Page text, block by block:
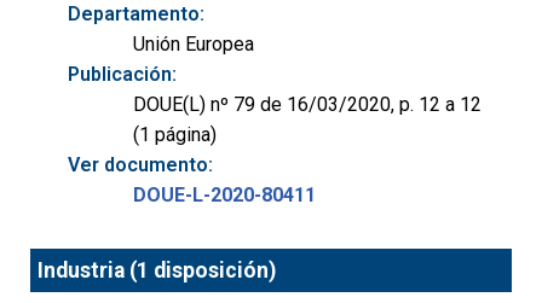
Departamento:
Unión Europea
Publicación:
DOUE(L) nº 79 de 16/03/2020, p. 12 a 12
(1 página)
Ver documento:
DOUE-L-2020-80411
Industria (1 disposición)